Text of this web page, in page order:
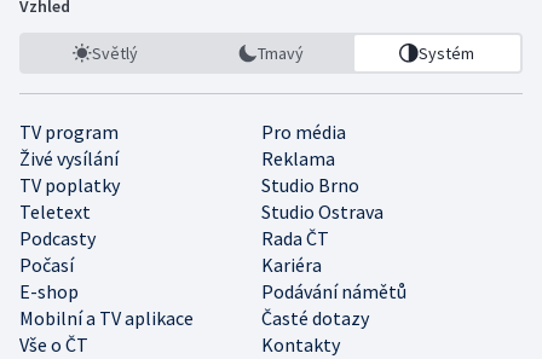
Vzhled
Světlý Tmavý Systém
TV program
Pro média
Živé vysílání
Reklama
TV poplatky
Studio Brno
Teletext
Studio Ostrava
Podcasty
Rada ČT
Počasí
Kariéra
E-shop
Podávání námětů
Mobilní a TV aplikace
Časté dotazy
Vše o ČT
Kontakty